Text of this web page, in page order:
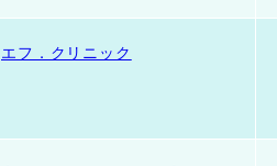
エフ．クリニック